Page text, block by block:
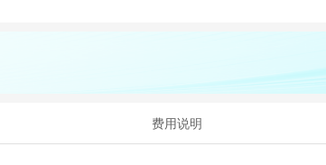
费用说明